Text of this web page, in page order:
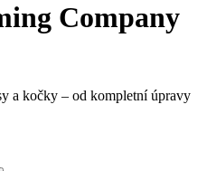
Company
a kočky – od kompletní úpravy